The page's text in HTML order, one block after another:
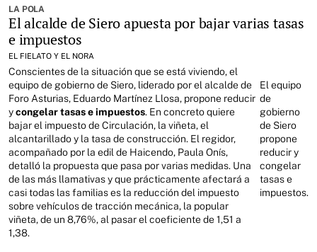
LA POLA
El alcalde de Siero apuesta por bajar varias tasas
e impuestos
EL FIELATO Y EL NORA
Conscientes de la situación que se está viviendo, el
equipo de gobierno de Siero, liderado por el alcalde de
Foro Asturias, Eduardo Martínez Llosa, propone reducir
ycongelar tasas e impuestos. En concreto quiere
bajar el impuesto de Circulación, la viñeta, el
alcantarillado y la tasa de construcción. El regidor,
acompañado por la edil de Haicendo, Paula Onís,
detalló la propuesta que pasa por varias medidas. Una
de las más llamativas y que prácticamente afectará a
casi todas las familias es la reducción del impuesto
sobre vehículos de tracción mecánica, la popular
viñeta, de un 8,76%, al pasar el coeficiente de 1,51 a
1,38.
El equipo
de
gobierno
de Siero
propone
reducir y
congelar
tasas e
impuestos.